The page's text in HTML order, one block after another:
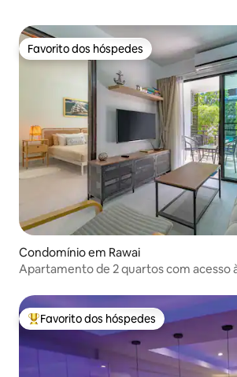
Favorito dos hóspedes
Favorito dos hóspedes
Condomínio em Rawai
Apartamento de 2 quartos com acesso
Favoritos dos hóspedes mais apreciados
Favorito dos hóspedes